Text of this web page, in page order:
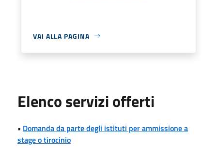
VAI ALLA PAGINA
Elenco servizi offerti
• Domanda da parte degli istituti per ammissione a
stage o tirocinio